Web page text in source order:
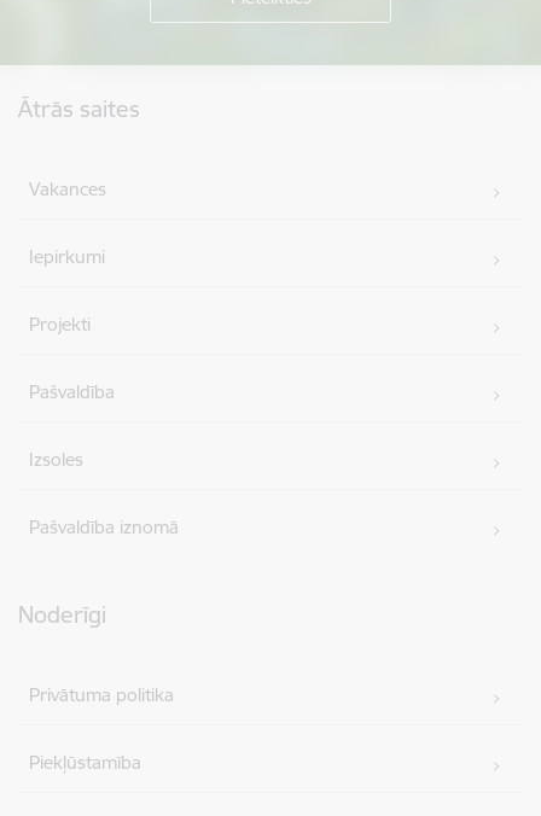
Ātrās saites
Vakances
Iepirkumi
Projekti
Pašvaldība
Izsoles
Pašvaldība iznomā
Noderīgi
Privātuma politika
Piekļūstamība